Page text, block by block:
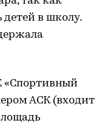
детей в школу.
«Спортивный
АСК (входит